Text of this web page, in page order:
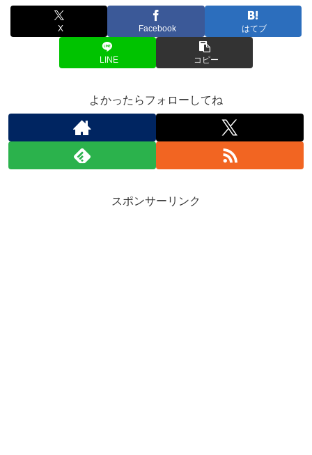
X Facebook はてブ
LINE コピー
よかったらフォローしてね
スポンサーリンク